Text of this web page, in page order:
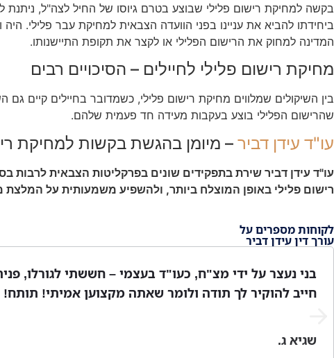
המדינה למחוק את הרישום הפלילי או לקצר את תקופת התיישנותו.
מחיקת רישום פלילי לחיילים – הסיכויים רבים
בין השיקולים שמלווים מחיקת רישום פלילי, כשמדובר בחיילים קיים גם
שהרישום הפלילי בוצע בעקבות מעידה חד פעמית שלהם.
עו"ד עידן דביר – מיומן בהגשת בקשות למחיקת
עו"ד עידן דביר שירת בתפקידים שונים בפרקליטות הצבאית לרבות
רישום פלילי באופן המוצלח ביותר, ולהשפיע משמעותית על המלצת
לקוחות מספרים על
עורך דין עידן דביר
בני נעצר על ידי מצ"ח, כעו"ד בעצמי – חששתי לגורלו,
חייב להוקיר לך תודה ולומר שאתה מקצוען אמיתי!
שגיא ג.